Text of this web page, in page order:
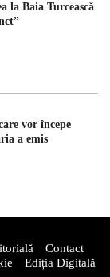
la Baia Turcească
vor începe
a emis
Contact
Ediția Digitală